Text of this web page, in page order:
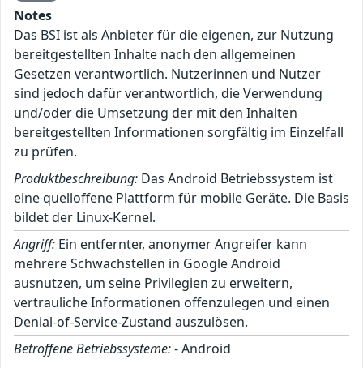
Notes
Das BSI ist als Anbieter für die eigenen, zur Nutzung
bereitgestellten Inhalte nach den allgemeinen
Gesetzen verantwortlich. Nutzerinnen und Nutzer
sind jedoch dafür verantwortlich, die Verwendung
und/oder die Umsetzung der mit den Inhalten
bereitgestellten Informationen sorgfältig im Einzelfall
zu prüfen.
Produktbeschreibung: Das Android Betriebssystem ist
eine quelloffene Plattform für mobile Geräte. Die Basis
bildet der Linux-Kernel.
Angriff: Ein entfernter, anonymer Angreifer kann
mehrere Schwachstellen in Google Android
ausnutzen, um seine Privilegien zu erweitern,
vertrauliche Informationen offenzulegen und einen
Denial-of-Service-Zustand auszulösen.
Betroffene Betriebssysteme:- Android